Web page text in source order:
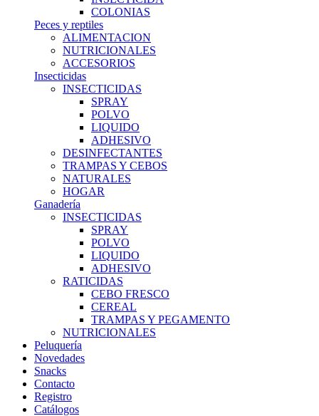
COLONIAS
Peces y reptiles
ALIMENTACION
NUTRICIONALES
ACCESORIOS
Insecticidas
INSECTICIDAS
SPRAY
POLVO
LIQUIDO
ADHESIVO
DESINFECTANTES
TRAMPAS Y CEBOS
NATURALES
HOGAR
Ganadería
INSECTICIDAS
SPRAY
POLVO
LIQUIDO
ADHESIVO
RATICIDAS
CEBO FRESCO
CEREAL
TRAMPAS Y PEGAMENTO
NUTRICIONALES
Peluquería
Novedades
Snacks
Contacto
Registro
Catálogos